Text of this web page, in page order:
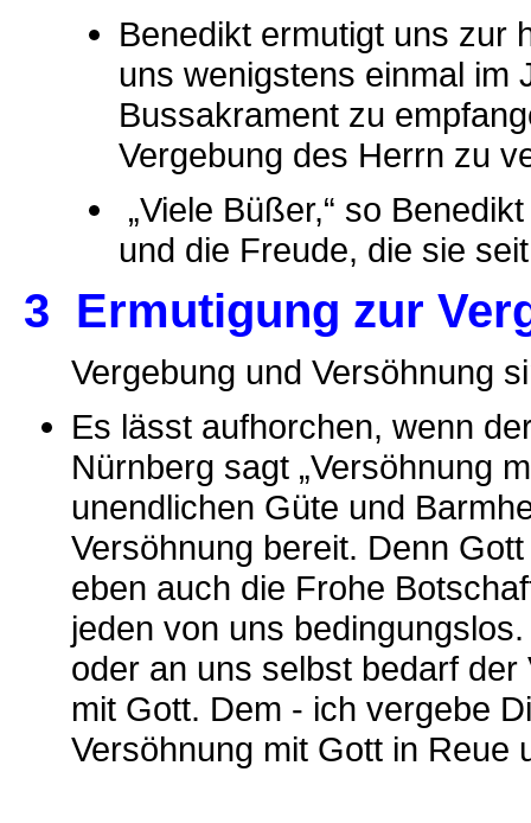
Benedikt ermutigt uns zur
uns wenigstens einmal im
Bussakrament zu
Vergebung des Herrn zu
„Viele Büßer,“ so
und die Freude, die sie
3 Ermutigung zur
Vergebung und Versöhnung
Es lässt aufhorchen, wenn
Nürnberg sagt „Versöhnung
unendlichen Güte und
Versöhnung bereit. Denn
eben auch die Frohe
jeden von uns
oder an uns selbst bedarf
mit Gott. Dem - ich vergebe
Versöhnung mit Gott in Reue